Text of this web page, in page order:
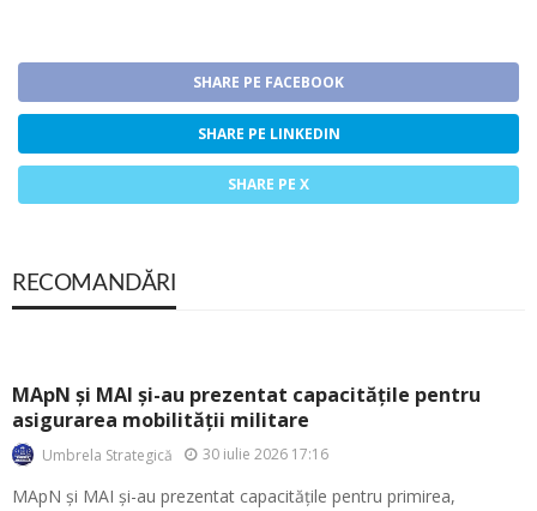
SHARE PE FACEBOOK
SHARE PE LINKEDIN
SHARE PE X
RECOMANDĂRI
MApN și MAI și-au prezentat capacitățile pentru
asigurarea mobilității militare
Umbrela Strategică 30 iulie 2026 17:16
MApN și MAI și-au prezentat capacitățile pentru primirea,